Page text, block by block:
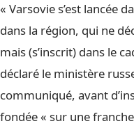
« Varsovie s’est lancée
dans la région, qui ne
mais (s’inscrit) dans le
déclaré le ministère
communiqué, avant
fondée « sur une